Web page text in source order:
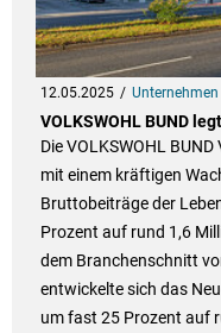
12.05.2025 Unternehmen
VOLKSWOHL BUND
Die VOLKSWOHL
mit einem kräftigen
Bruttobeiträge der
Prozent auf rund 1,6
dem Branchenschnitt
entwickelte sich das
um fast 25 Prozent auf